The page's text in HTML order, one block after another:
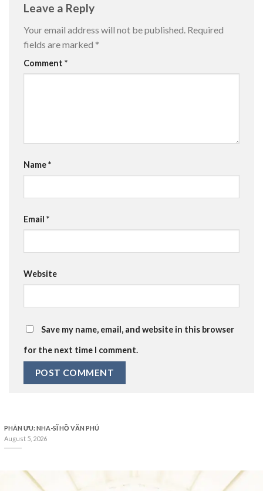
Leave a Reply
Your email address will not be published. Required
fields are marked *
Comment *
Name*
Email *
Website
Save my name, email, and website in this browser
for the next time I comment.
PHÂN ƯU: NHA-SĨ HỒ VĂN PHÚ
August 5, 2026